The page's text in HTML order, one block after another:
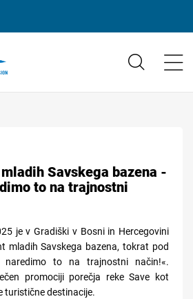
Savskega bazena -
to na trajnostni
je v Gradiški v Bosni in Hercegovini
mladih Savskega bazena, tokrat pod
naredimo to na trajnostni način!«.
promociji porečja reke Save kot
turistične destinacije.